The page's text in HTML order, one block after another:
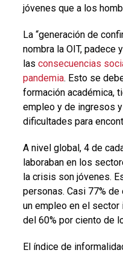
jóvenes que a los
La “generación de
nombra la OIT, padece
las consecuencias
pandemia. Esto se
formación académica,
empleo y de ingresos
dificultades para
A nivel global, 4 de
laboraban en los
la crisis son jóvenes.
personas. Casi 77%
un empleo en el sector
del 60% por ciento de
El índice de